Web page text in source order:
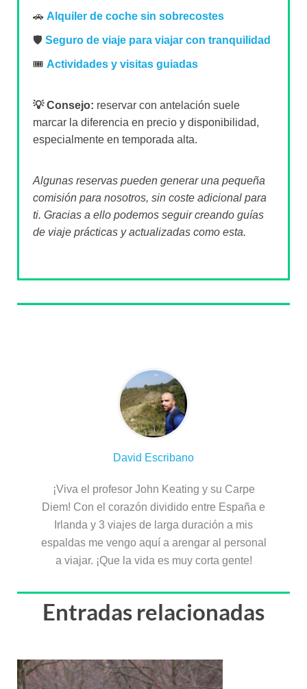
🚗 Alquiler de coche sin sobrecostes
🛡️ Seguro de viaje para viajar con tranquilidad
🎟️ Actividades y visitas guiadas
💡 Consejo: reservar con antelación suele
marcar la diferencia en precio y disponibilidad,
especialmente en temporada alta.
Algunas reservas pueden generar una pequeña
comisión para nosotros, sin coste adicional para
ti. Gracias a ello podemos seguir creando guías
de viaje prácticas y actualizadas como esta.
David Escribano
¡Viva el profesor John Keating y su Carpe
Diem! Con el corazón dividido entre España e
Irlanda y 3 viajes de larga duración a mis
espaldas me vengo aquí a arengar al personal
a viajar. ¡Que la vida es muy corta gente!
Entradas relacionadas